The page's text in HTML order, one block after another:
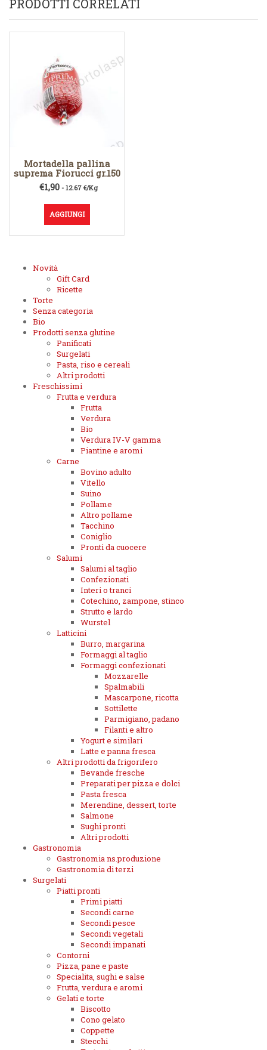
PRODOTTI CORRELATI
Mortadella pallina
suprema Fiorucci gr.150
€1,90- 12.67 €/Kg
AGGIUNGI
Novità
Gift Card
Ricette
Torte
Senza categoria
Bio
Prodotti senza glutine
Panificati
Surgelati
Pasta, riso e cereali
Altri prodotti
Freschissimi
Frutta e verdura
Frutta
Verdura
Bio
Verdura IV-V gamma
Piantine e aromi
Carne
Bovino adulto
Vitello
Suino
Pollame
Altro pollame
Tacchino
Coniglio
Pronti da cuocere
Salumi
Salumi al taglio
Confezionati
Interi o tranci
Cotechino, zampone, stinco
Strutto e lardo
Wurstel
Latticini
Burro, margarina
Formaggi al taglio
Formaggi confezionati
Mozzarelle
Spalmabili
Mascarpone, ricotta
Sottilette
Parmigiano, padano
Filanti e altro
Yogurt e similari
Latte e panna fresca
Altri prodotti da frigorifero
Bevande fresche
Preparati per pizza e dolci
Pasta fresca
Merendine, dessert, torte
Salmone
Sughi pronti
Altri prodotti
Gastronomia
Gastronomia ns.produzione
Gastronomia di terzi
Surgelati
Piatti pronti
Primi piatti
Secondi carne
Secondi pesce
Secondi vegetali
Secondi impanati
Contorni
Pizza, pane e paste
Specialita, sughi e salse
Frutta, verdura e aromi
Gelati e torte
Biscotto
Cono gelato
Coppette
Stecchi